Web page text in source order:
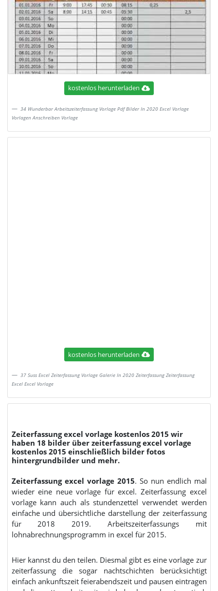
kostenlos herunterladen
34 Wunderbar Arbeitszeiterfassung Vorlage Pdf Bilder In 2020 Excel Vorlage
Vorlagen Anschreiben Vorlage
kostenlos herunterladen
37 Suss Excel Zeiterfassung Vorlage Galerie In 2020 Zeiterfassung Zeiterfassung
Excel Excel Vorlage
Zeiterfassung excel vorlage kostenlos 2015 wir
haben 18 bilder über zeiterfassung excel vorlage
kostenlos 2015 einschließlich bilder fotos
hintergrundbilder und mehr.
Zeiterfassung excel vorlage 2015. So nun endlich mal
wieder eine neue vorlage für excel. Zeiterfassung excel
vorlage kann auch als stundenzettel verwendet werden
einfache und übersichtliche darstellung der zeiterfassung
für 2018 2019. Arbeitszeiterfassungs mit
lohnabrechnungsprogramm in excel für 2015.
Hier kannst du den teilen. Diesmal gibt es eine vorlage zur
zeiterfassung die sogar nachtschichten berücksichtigt
einfach ankunftszeit feierabendszeit und pausen eintragen